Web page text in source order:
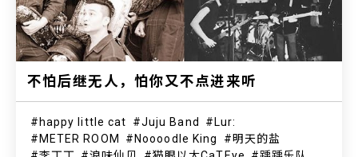
不怕后继无人，怕你又不点进来听
happy little cat Juju Band
Lur:
METER ROOM
Noooodle King
明天的盐